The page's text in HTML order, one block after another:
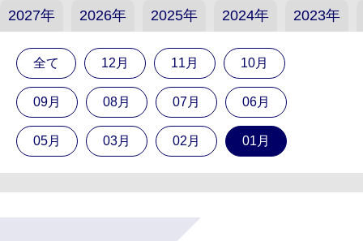
2027年 2026年 2025年 2024年 2023年
全て 12月 11月 10月
09月 08月 07月 06月
05月 03月 02月 01月